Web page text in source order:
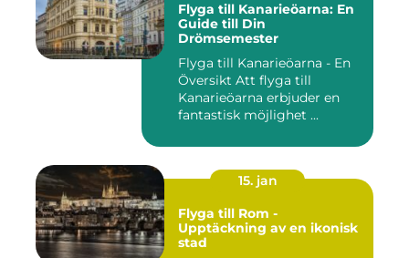
Flyga till Kanarieöarna: En
Guide till Din
Drömsemester
Flyga till Kanarieöarna - En
Översikt Att flyga till
Kanarieöarna erbjuder en
fantastisk möjlighet ...
15. jan
Flyga till Rom -
Upptäckning av en ikonisk
stad